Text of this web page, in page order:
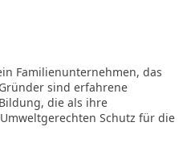
Familienunternehmen, das
sind erfahrene
die als ihre
Schutz für die